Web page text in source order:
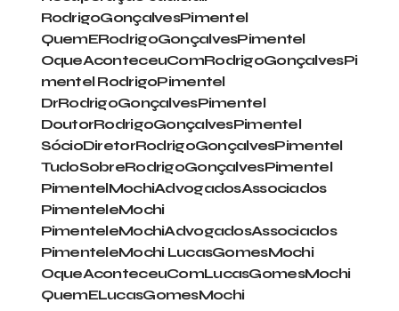
RodrigoGonçalvesPimentel
QuemERodrigoGonçalvesPimentel
OqueAconteceuComRodrigoGonçalvesPi
mentel RodrigoPimentel
DrRodrigoGonçalvesPimentel
DoutorRodrigoGonçalvesPimentel
SócioDiretorRodrigoGonçalvesPimentel
TudoSobreRodrigoGonçalvesPimentel
PimentelMochiAdvogadosAssociados
PimenteleMochi
PimenteleMochiAdvogadosAssociados
PimenteleMochi LucasGomesMochi
OqueAconteceuComLucasGomesMochi
QuemELucasGomesMochi